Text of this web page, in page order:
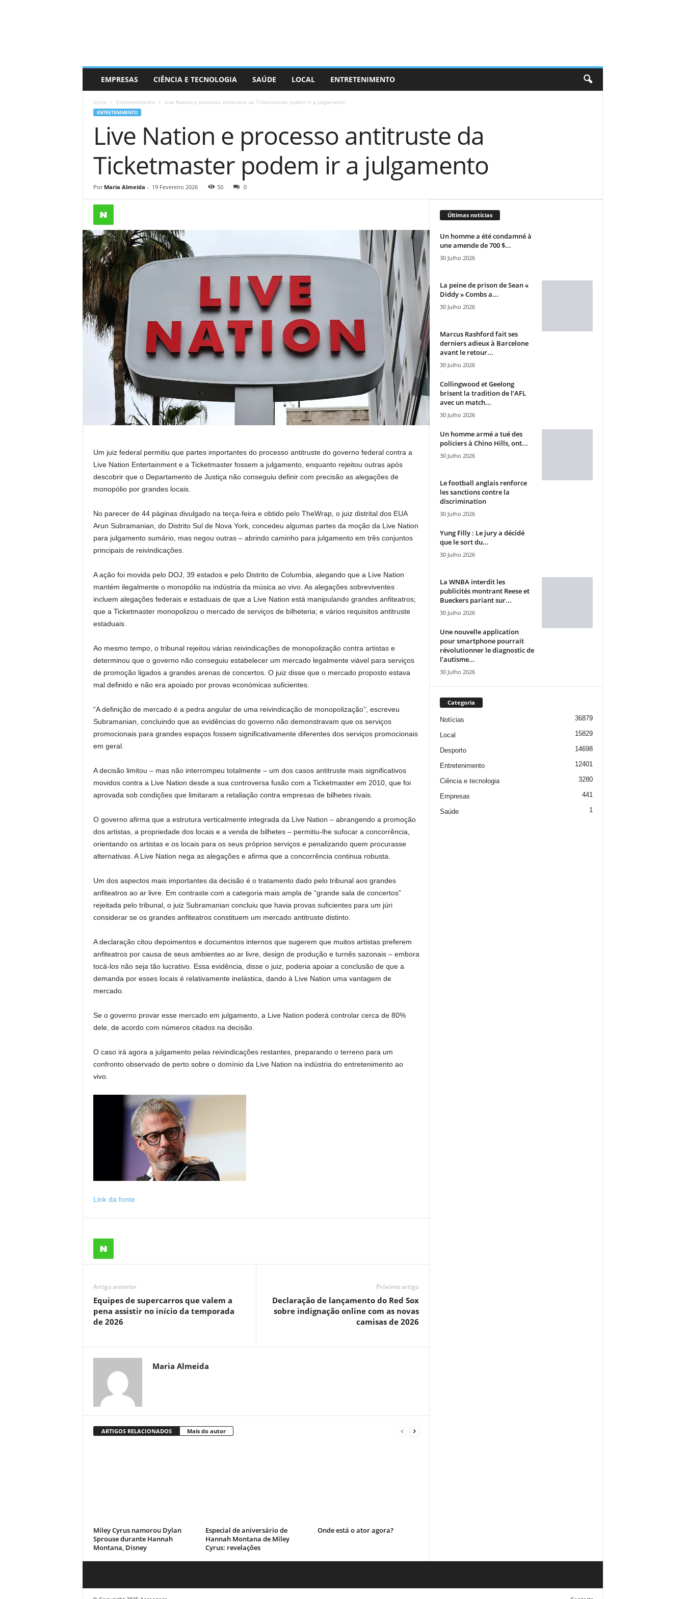
EMPRESAS CIÊNCIA E TECNOLOGIA SAÚDE LOCAL ENTRETENIMENTO
Início Entretenimento Live Nation e processo antitruste da Ticketmaster podem ir a julgamento
ENTRETENIMENTO
Live Nation e processo antitruste da
Ticketmaster podem ir a julgamento
Por Maria Almeida - 19 Fevereiro 2026 50 0
Um juiz federal permitiu que partes importantes do processo antitruste do governo federal contra a
Live Nation Entertainment e a Ticketmaster fossem a julgamento, enquanto rejeitou outras após
descobrir que o Departamento de Justiça não conseguiu definir com precisão as alegações de
monopólio por grandes locais.
No parecer de 44 páginas divulgado na terça-feira e obtido pelo TheWrap, o juiz distrital dos EUA
Arun Subramanian, do Distrito Sul de Nova York, concedeu algumas partes da moção da Live Nation
para julgamento sumário, mas negou outras – abrindo caminho para julgamento em três conjuntos
principais de reivindicações.
A ação foi movida pelo DOJ, 39 estados e pelo Distrito de Columbia, alegando que a Live Nation
mantém ilegalmente o monopólio na indústria da música ao vivo. As alegações sobreviventes
incluem alegações federais e estaduais de que a Live Nation está manipulando grandes anfiteatros;
que a Ticketmaster monopolizou o mercado de serviços de bilheteria; e vários requisitos antitruste
estaduais.
Ao mesmo tempo, o tribunal rejeitou várias reivindicações de monopolização contra artistas e
determinou que o governo não conseguiu estabelecer um mercado legalmente viável para serviços
de promoção ligados a grandes arenas de concertos. O juiz disse que o mercado proposto estava
mal definido e não era apoiado por provas económicas suficientes.
“A definição de mercado é a pedra angular de uma reivindicação de monopolização”, escreveu
Subramanian, concluindo que as evidências do governo não demonstravam que os serviços
promocionais para grandes espaços fossem significativamente diferentes dos serviços promocionais
em geral.
A decisão limitou – mas não interrompeu totalmente – um dos casos antitruste mais significativos
movidos contra a Live Nation desde a sua controversa fusão com a Ticketmaster em 2010, que foi
aprovada sob condições que limitaram a retaliação contra empresas de bilhetes rivais.
O governo afirma que a estrutura verticalmente integrada da Live Nation – abrangendo a promoção
dos artistas, a propriedade dos locais e a venda de bilhetes – permitiu-lhe sufocar a concorrência,
orientando os artistas e os locais para os seus próprios serviços e penalizando quem procurasse
alternativas. A Live Nation nega as alegações e afirma que a concorrência continua robusta.
Um dos aspectos mais importantes da decisão é o tratamento dado pelo tribunal aos grandes
anfiteatros ao ar livre. Em contraste com a categoria mais ampla de “grande sala de concertos”
rejeitada pelo tribunal, o juiz Subramanian concluiu que havia provas suficientes para um júri
considerar se os grandes anfiteatros constituem um mercado antitruste distinto.
A declaração citou depoimentos e documentos internos que sugerem que muitos artistas preferem
anfiteatros por causa de seus ambientes ao ar livre, design de produção e turnês sazonais – embora
tocá-los não seja tão lucrativo. Essa evidência, disse o juiz, poderia apoiar a conclusão de que a
demanda por esses locais é relativamente inelástica, dando à Live Nation uma vantagem de
mercado.
Se o governo provar esse mercado em julgamento, a Live Nation poderá controlar cerca de 80%
dele, de acordo com números citados na decisão.
O caso irá agora a julgamento pelas reivindicações restantes, preparando o terreno para um
confronto observado de perto sobre o domínio da Live Nation na indústria do entretenimento ao
vivo.
Link da fonte
Artigo anterior
Equipes de supercarros que valem a
pena assistir no início da temporada
de 2026
Próximo artigo
Declaração de lançamento do Red Sox
sobre indignação online com as novas
camisas de 2026
Maria Almeida
ARTIGOS RELACIONADOS Mais do autor
Miley Cyrus namorou Dylan
Sprouse durante Hannah
Montana, Disney
Especial de aniversário de
Hannah Montana de Miley
Cyrus: revelações
Onde está o ator agora?
Últimas notícias
Un homme a été condamné à
une amende de 700 $...
30 Julho 2026
La peine de prison de Sean «
Diddy » Combs a...
30 Julho 2026
Marcus Rashford fait ses
derniers adieux à Barcelone
avant le retour...
30 Julho 2026
Collingwood et Geelong
brisent la tradition de l’AFL
avec un match...
30 Julho 2026
Un homme armé a tué des
policiers à Chino Hills, ont...
30 Julho 2026
Le football anglais renforce
les sanctions contre la
discrimination
30 Julho 2026
Yung Filly : Le jury a décidé
que le sort du...
30 Julho 2026
La WNBA interdit les
publicités montrant Reese et
Bueckers pariant sur...
30 Julho 2026
Une nouvelle application
pour smartphone pourrait
révolutionner le diagnostic de
l’autisme...
30 Julho 2026
Categoria
Notícias 36879
Local 15829
Desporto 14698
Entretenimento 12401
Ciência e tecnologia 3280
Empresas 441
Saúde 1